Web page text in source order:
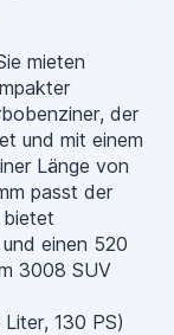
mieten
der
und mit einem
Länge von
passt der
bietet
einen 520
3008 SUV
130 PS)